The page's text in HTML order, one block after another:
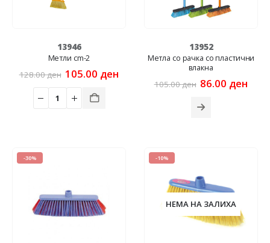
13946
Метли cm-2
128.00ден Original
was:
128.00 ден.
105.00 ден
13952
Метла со рачка со пластични
влакна
105.00ден Original
was:
105.00 ден.
86.00 ден
-30% -10%
НЕМА НА ЗАЛИХА